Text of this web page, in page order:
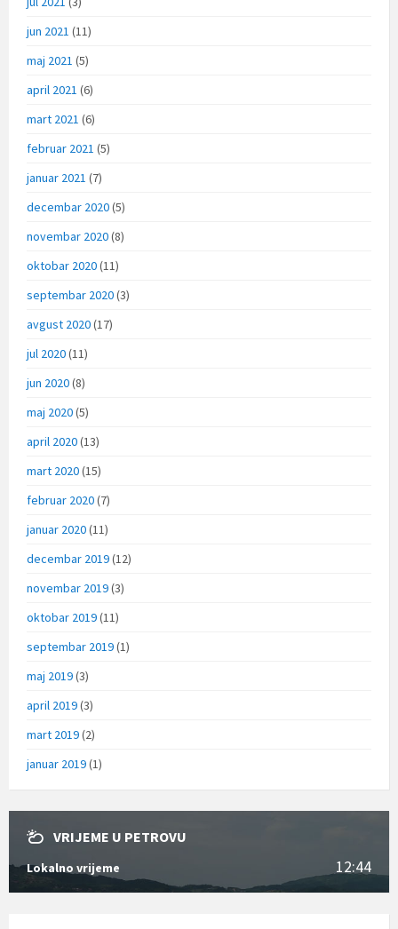
jun 2021 (11)
maj 2021 (5)
april 2021 (6)
mart 2021 (6)
februar 2021 (5)
januar 2021 (7)
decembar 2020(5)
novembar 2020(8)
oktobar 2020(11)
septembar 2020(3)
avgust 2020(17)
jul 2020(11)
jun 2020(8)
maj 2020(5)
april 2020(13)
mart 2020(15)
februar 2020(7)
januar 2020(11)
decembar 2019(12)
novembar 2019(3)
oktobar 2019(11)
septembar 2019(1)
maj 2019(3)
april 2019(3)
mart 2019(2)
januar 2019(1)
VRIJEME U PETROVU
Lokalno vrijeme 12:44